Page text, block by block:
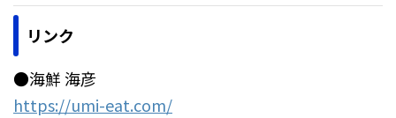
リンク
●海鮮 海彦
https://umi-eat.com/